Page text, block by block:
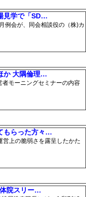
見学で「SD…
例会が、同会相談役の（株)カ
か 大隅倫理…
モーニングセミナーの内容
もらった方々…
上の脆弱さを露呈したかた
院スリー…